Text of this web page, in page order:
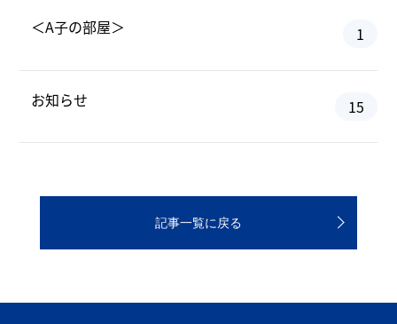
＜A子の部屋＞ 1
お知らせ 15
記事一覧に戻る